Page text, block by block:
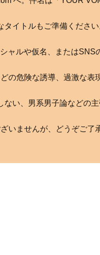
タイトルもご準備ください
ャルや仮名、またはSNS
の危険な誘導、過激な表
ない、男系男子論などの
いませんが、どうぞご了